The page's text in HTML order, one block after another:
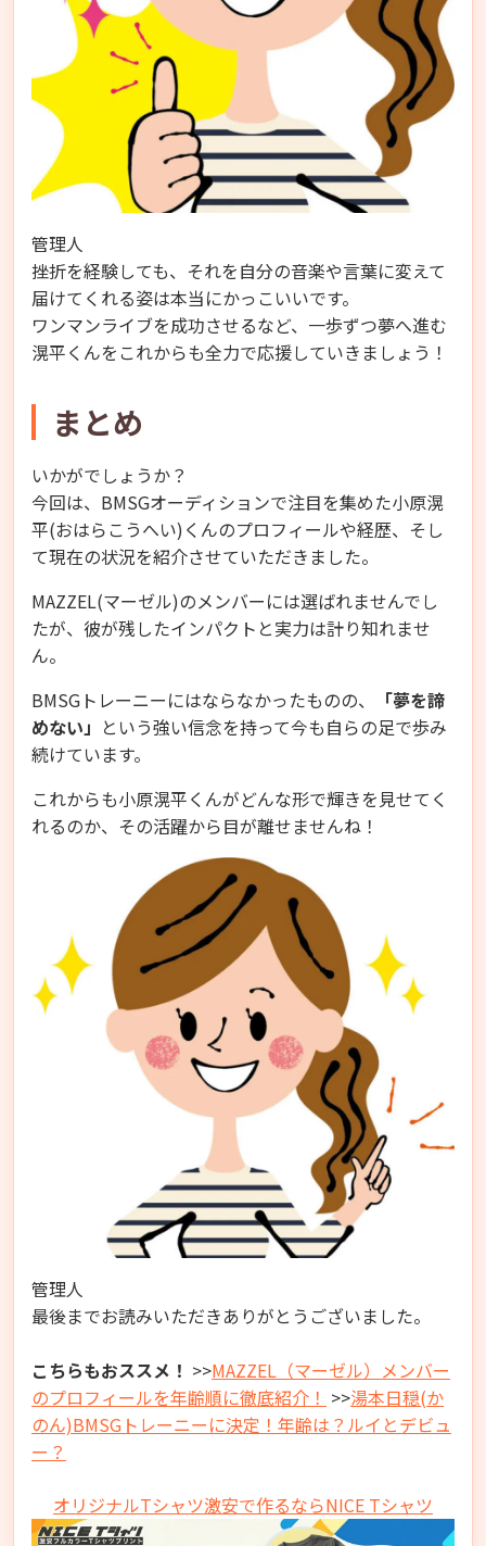
管理人
挫折を経験しても、それを自分の音楽や言葉に変えて
届けてくれる姿は本当にかっこいいです。
ワンマンライブを成功させるなど、一歩ずつ夢へ進む
滉平くんをこれからも全力で応援していきましょう！
まとめ
いかがでしょうか？
今回は、BMSGオーディションで注目を集めた小原滉
平(おはらこうへい)くんのプロフィールや経歴、そし
て現在の状況を紹介させていただきました。
MAZZEL(マーゼル)のメンバーには選ばれませんでし
たが、彼が残したインパクトと実力は計り知れませ
ん。
BMSGトレーニーにはならなかったものの、
「夢を諦
めない」 という強い信念を持って今も自らの足で歩み
続けています。
これからも小原滉平くんがどんな形で輝きを見せてく
れるのか、その活躍から目が離せませんね！
管理人
最後までお読みいただきありがとうございました。
こちらもおススメ！ >>MAZZEL（マーゼル）メンバー
のプロフィールを年齢順に徹底紹介！ >>湯本日穏(か
のん)BMSGトレーニーに決定！年齢は？ルイとデビュ
ー？
オリジナルTシャツ激安で作るならNICE Tシャツ